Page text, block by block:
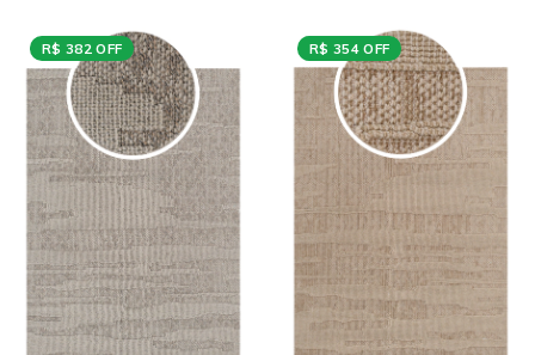
R$ 382 OFF R$ 354 OFF